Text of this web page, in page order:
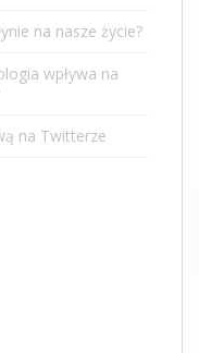
na nasze życie?
wpływa na
na Twitterze